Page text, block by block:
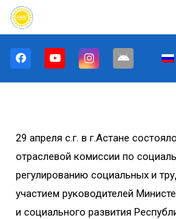
29 апреля с.г. в г.Астане
отраслевой комиссии по
регулированию социальных и
участием руководителей
и социального развития